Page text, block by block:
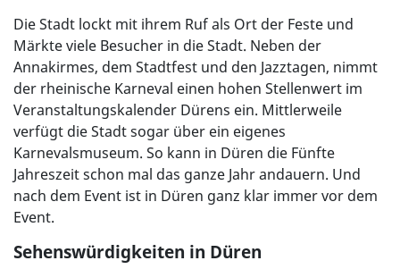
Die Stadt lockt mit ihrem Ruf als Ort der Feste und
Märkte viele Besucher in die Stadt. Neben der
Annakirmes, dem Stadtfest und den Jazztagen, nimmt
der rheinische Karneval einen hohen Stellenwert im
Veranstaltungskalender Dürens ein. Mittlerweile
verfügt die Stadt sogar über ein eigenes
Karnevalsmuseum. So kann in Düren die Fünfte
Jahreszeit schon mal das ganze Jahr andauern. Und
nach dem Event ist in Düren ganz klar immer vor dem
Event.
Sehenswürdigkeiten in Düren